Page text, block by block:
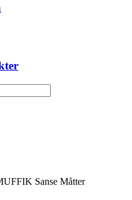
Sanse Måtter